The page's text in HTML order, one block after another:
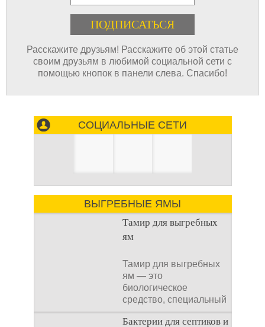
Расскажите друзьям! Расскажите об этой статье
своим друзьям в любимой социальной сети с
помощью кнопок в панели слева. Спасибо!
СОЦИАЛЬНЫЕ СЕТИ
ВЫГРЕБНЫЕ ЯМЫ
Тамир для выгребных
ям
Тамир для выгребных
ям — это
биологическое
средство, специальный
концентрат, который
используется
Бактерии для септиков и